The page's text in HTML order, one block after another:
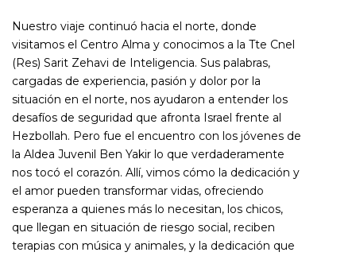
Nuestro viaje continuó hacia el norte, donde
visitamos el Centro Alma y conocimos a la Tte Cnel
(Res) Sarit Zehavi de Inteligencia. Sus palabras,
cargadas de experiencia, pasión y dolor por la
situación en el norte, nos ayudaron a entender los
desafíos de seguridad que afronta Israel frente al
Hezbollah. Pero fue el encuentro con los jóvenes de
la Aldea Juvenil Ben Yakir lo que verdaderamente
nos tocó el corazón. Allí, vimos cómo la dedicación y
el amor pueden transformar vidas, ofreciendo
esperanza a quienes más lo necesitan, los chicos,
que llegan en situación de riesgo social, reciben
terapias con música y animales, y la dedicación que